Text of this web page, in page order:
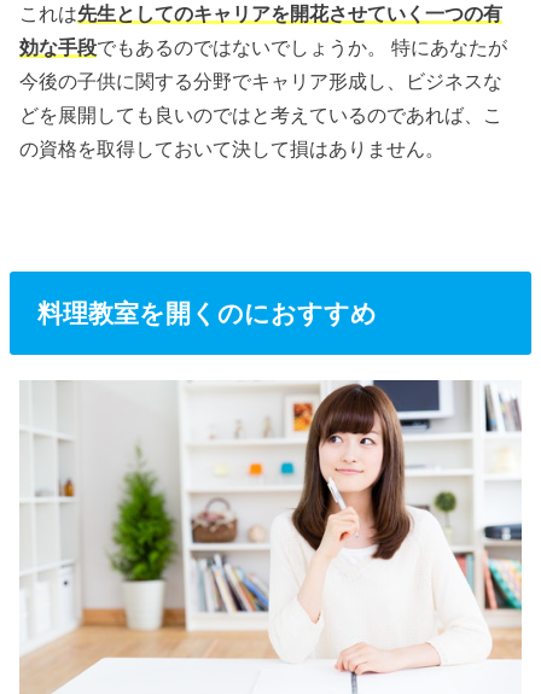
これは先生としてのキャリアを開花させていく一つの有
効な手段でもあるのではないでしょうか。 特にあなたが
今後の子供に関する分野でキャリア形成し、ビジネスな
どを展開しても良いのではと考えているのであれば、こ
の資格を取得しておいて決して損はありません。
料理教室を開くのにおすすめ